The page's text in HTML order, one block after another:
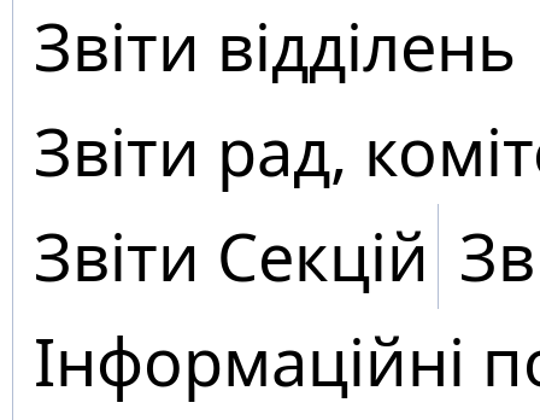
Звіти відділень
Звіти рад,
Звіти Секцій
Інформаційні